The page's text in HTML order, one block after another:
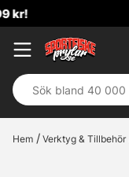
Hem Verktyg & Tillbehör